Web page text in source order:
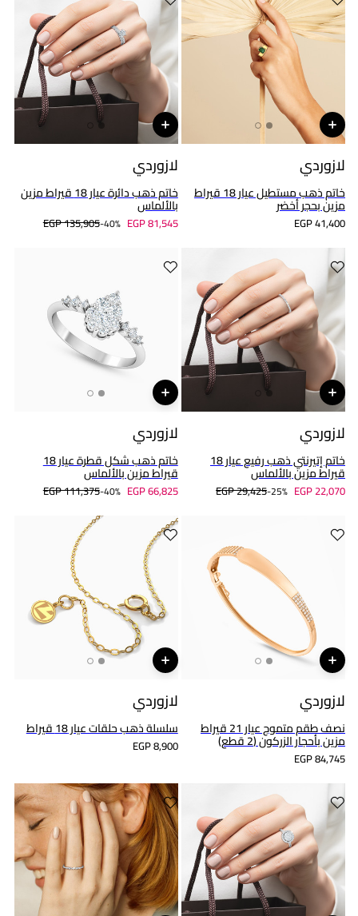
لازوردي
خاتم ذهب مستطيل عيار 18 قيراط
مزين بحجر أخضر
EGP 41,400
لازوردي
خاتم ذهب دائرة عيار 18 قيراط مزين
بالألماس
EGP 135,905 40%- EGP 81,545
لازوردي
خاتم إتيرنتي ذهب رفيع عيار 18
قيراط مزين بالألماس
EGP 29,425 25%- EGP 22,070
لازوردي
خاتم ذهب شكل قطرة عيار 18
قيراط مزين بالألماس
EGP 111,375 40%- EGP 66,825
لازوردي
نصف طقم متموج عيار 21 قيراط
مزين بأحجار الزركون (2 قطع)
EGP 84,745
لازوردي
سلسلة ذهب حلقات عيار 18 قيراط
EGP 8,900